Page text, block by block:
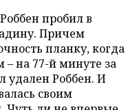
пробил в
Причем
планку, когда
– на 77-й минуте за
удален Роббен. И
своим